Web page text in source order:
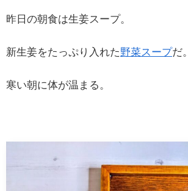
昨日の朝食は生姜スープ。
新生姜をたっぷり入れた野菜スープだ。
寒い朝に体が温まる。